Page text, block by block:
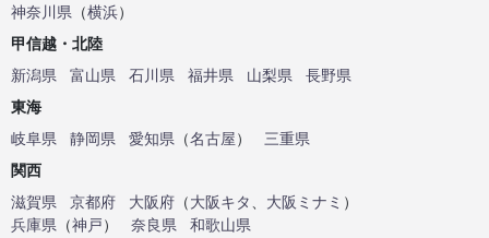
神奈川県 （横浜）
甲信越・北陸
新潟県
富山県 石川県 福井県 山梨県
長野県
東海
岐阜県
静岡県 愛知県 （名古屋）
三重県
関西
滋賀県
京都府 大阪府 （大阪キタ 大阪ミナミ ）
兵庫県 （神戸） 奈良県
和歌山県